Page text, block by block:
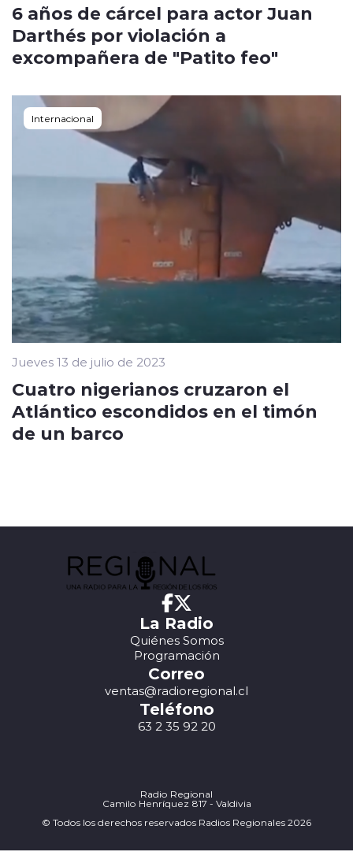
6 años de cárcel para actor Juan
Darthés por violación a
excompañera de "Patito feo"
Internacional
Jueves 13 de julio de 2023
Cuatro nigerianos cruzaron el
Atlántico escondidos en el timón
de un barco
La Radio
Quiénes Somos
Programación
Correo
ventas@radioregional.cl
Teléfono
63 2 35 92 20
Radio Regional
Camilo Henríquez 817 - Valdivia
© Todos los derechos reservados Radios Regionales 2026